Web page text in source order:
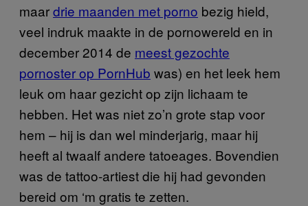
maardrie maanden met porno bezig hield,
veel indruk maakte in de pornowereld en in
december 2014 de meest gezochte
pornoster op PornHub was) en het leek hem
leuk om haar gezicht op zijn lichaam te
hebben. Het was niet zo’n grote stap voor
hem – hij is dan wel minderjarig, maar hij
heeft al twaalf andere tatoeages. Bovendien
was de tattoo-artiest die hij had gevonden
bereid om ‘m gratis te zetten.